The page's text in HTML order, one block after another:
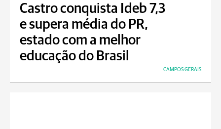
Castro conquista Ideb 7,3
e supera média do PR,
estado com a melhor
educação do Brasil
CAMPOS GERAIS